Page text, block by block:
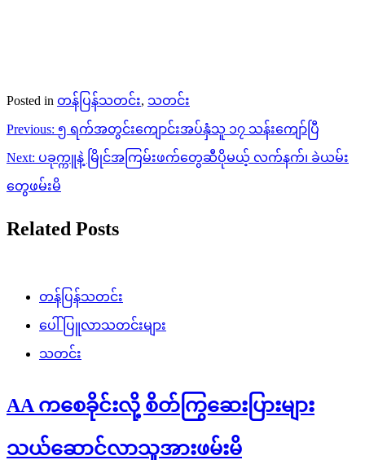
Posted in တန်ပြန်သတင်း, သတင်း
Post
navigation
Previous: ၅ ရက်အတွင်းကျောင်းအပ်နှံသူ ၁၇ သန်းကျော်ပြီ
Next: ပခုက္ကူနဲ့ မြိုင်အကြမ်းဖက်တွေဆီပိုမယ့် လက်နက်၊ ခဲယမ်း
တွေဖမ်းမိ
Related Posts
တန်ပြန်သတင်း
ပေါ်ပြူလာသတင်းများ
သတင်း
AA ကစေခိုင်းလို့ စိတ်ကြွဆေးပြားများ
သယ်ဆောင်လာသူအားဖမ်းမိ